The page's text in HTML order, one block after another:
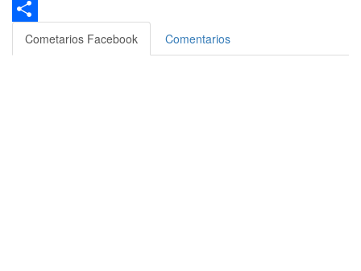
Bluesky
Compartir
Cometarios Facebook Comentarios